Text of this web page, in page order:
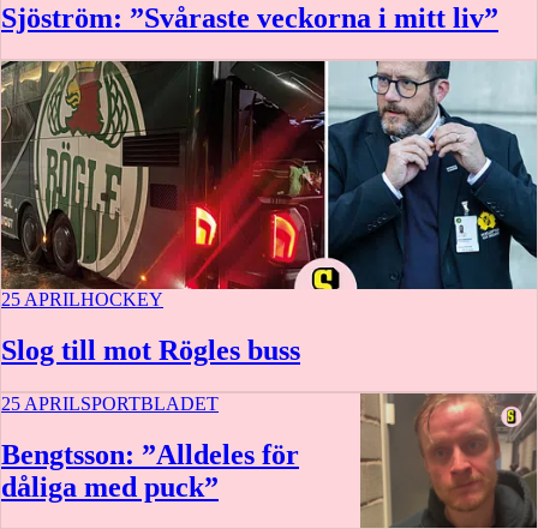
Sjöström: ”Svåraste veckorna i mitt liv”
25 APRILHOCKEY
Slog till mot Rögles buss
25 APRILSPORTBLADET
Bengtsson: ”Alldeles för
dåliga med puck”